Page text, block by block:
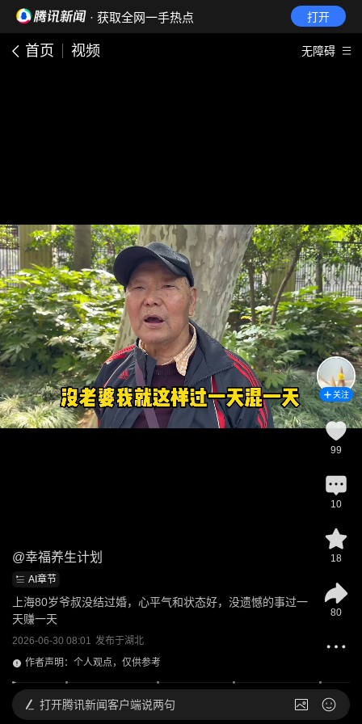
· 获取全网一手热点 打开
首页 视频 无障碍
@幸福养生计划
AI章节
上海80岁爷叔没结过婚，心平气和状态好，没遗憾的事过一
天赚一天
2026-06-30 08:01 发布于湖北
作者声明：个人观点，仅供参考
关注
99
10
18
80
打开腾讯新闻客户端说两句